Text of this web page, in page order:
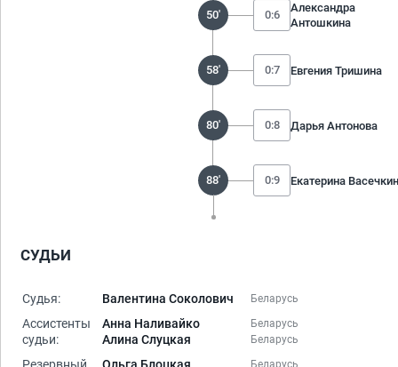
50' 0:6
Александра
Антошкина
58' 0:7 Евгения Тришина
80' 0:8 Дарья Антонова
88' 0:9 Екатерина
СУДЬИ
Судья: Валентина Соколович Беларусь
Ассистенты
судьи:
Анна Наливайко Беларусь
Алина Слуцкая Беларусь
Беларусь